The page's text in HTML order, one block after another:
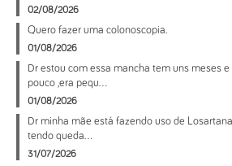
02/08/2026
Quero fazer uma colonoscopia.
01/08/2026
Dr estou com essa mancha tem uns meses
pouco ,era pequ...
01/08/2026
Dr minha mãe está fazendo uso de
tendo queda...
31/07/2026